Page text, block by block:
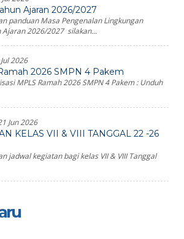
Ajaran 2026/2027
panduan Masa Pengenalan Lingkungan
Ajaran 2026/2027 silakan...
2026
2026 SMPN 4 Pakem
MPLS Ramah 2026 SMPN 4 Pakem : Unduh
Jun 2026
KELAS VII & VIII TANGGAL 22 -26
jadwal kegiatan bagi kelas VII & VIII Tanggal